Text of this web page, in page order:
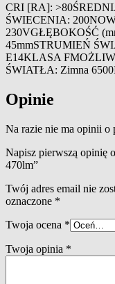
CRI [RA]:
ŚWIECENIA:
230VGŁĘBOKOŚĆ
45mmSTRUMIEŃ
E14KLASA
ŚWIATŁA: Zimna
Opinie
Na razie nie ma opinii o
Napisz pierwszą opinię
470lm”
Twój adres email nie
oznaczone *
Twoja ocena *
Twoja opinia *